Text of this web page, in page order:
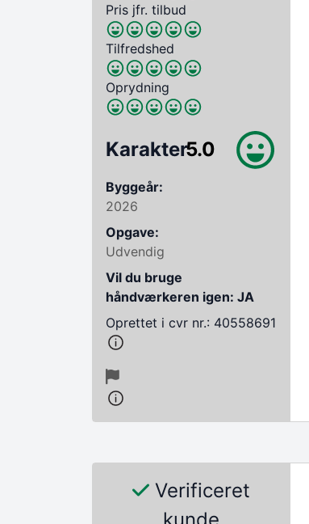
Pris jfr. tilbud
Tilfredshed
Oprydning
Karakter5.0
Byggeår:
2026
Opgave:
Udvendig
Vil du bruge
håndværkeren igen: JA
Oprettet i cvr nr.: 40558691
Verificeret